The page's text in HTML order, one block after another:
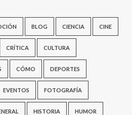
BLOG CIENCIA CINE
CRÍTICA CULTURA
CÓMO DEPORTES
EVENTOS FOTOGRAFÍA
HISTORIA HUMOR